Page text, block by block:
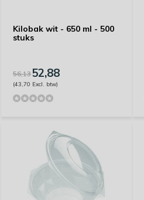
Kilobak wit - 650 ml - 500
stuks
56,1352,88
(43,70 Excl. btw)